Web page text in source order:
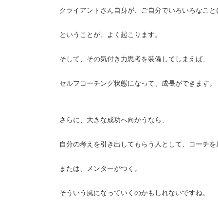
クライアントさん自身が、ご自分でいろいろなこと
ということが、よく起こります。
そして、その気付き力思考を装備してしまえば、
セルフコーチング状態になって、成長ができます。
さらに、大きな成功へ向かうなら、
自分の考えを引き出してもらう人として、コーチを
または、メンターがつく。
そういう風になっていくのかもしれないですね。